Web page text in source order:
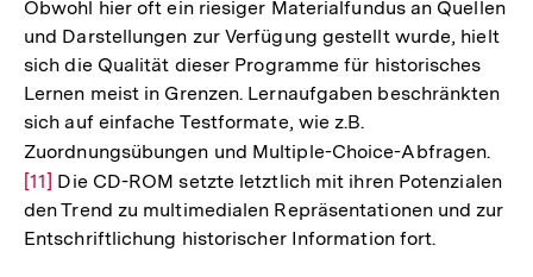
Fußnote
Obwohl hier oft ein riesiger Materialfundus an Quellen
und Darstellungen zur Verfügung gestellt wurde, hielt
sich die Qualität dieser Programme für historisches
Lernen meist in Grenzen. Lernaufgaben beschränkten
sich auf einfache Testformate, wie z.B.
Zuordnungsübungen und Multiple-Choice-Abfragen.
der
[11] Die CD-ROM setzte letztlich mit ihren Potenzialen
den Trend zu multimedialen Repräsentationen und zur
Entschriftlichung historischer Information fort.